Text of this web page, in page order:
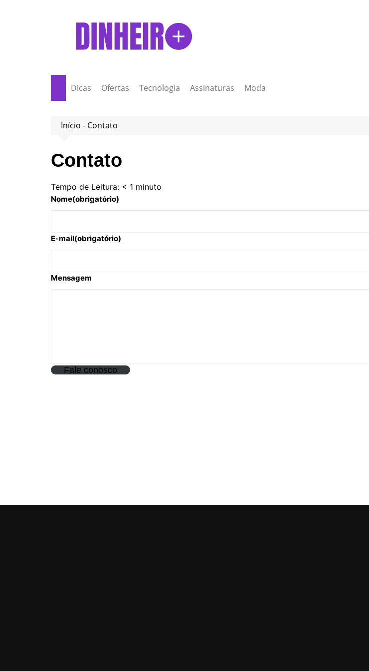
Dicas Ofertas Tecnologia Assinaturas Moda
Início - Contato
Contato
Tempo de Leitura: < 1 minuto
Nome(obrigatório)
E-mail(obrigatório)
Mensagem
Fale conosco